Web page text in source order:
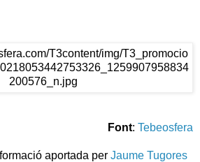
Font: Tebeosfera
aportada per Jaume Tugores